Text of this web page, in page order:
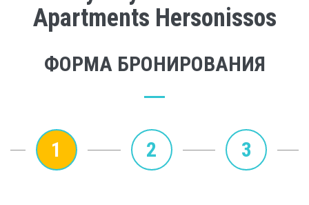
Apartments Hersonissos
ФОРМА БРОНИРОВАНИЯ
1 2 3